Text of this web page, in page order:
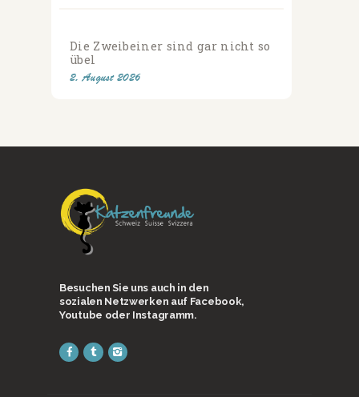
Die Zweibeiner sind gar nicht so
übel
2. August 2026
Besuchen Sie uns auch in den
sozialen Netzwerken auf Facebook,
Youtube oder Instagramm.